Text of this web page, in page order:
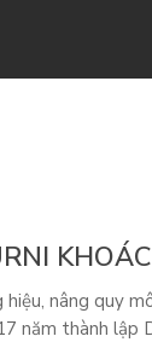
nâng quy
năm thành lập